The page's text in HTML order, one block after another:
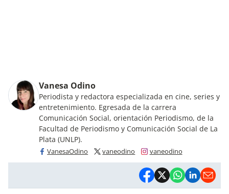
Vanesa Odino
Periodista y redactora especializada en cine, series y
entretenimiento. Egresada de la carrera
Comunicación Social, orientación Periodismo, de la
Facultad de Periodismo y Comunicación Social de La
Plata (UNLP).
VanesaOdino vaneodino vaneodino